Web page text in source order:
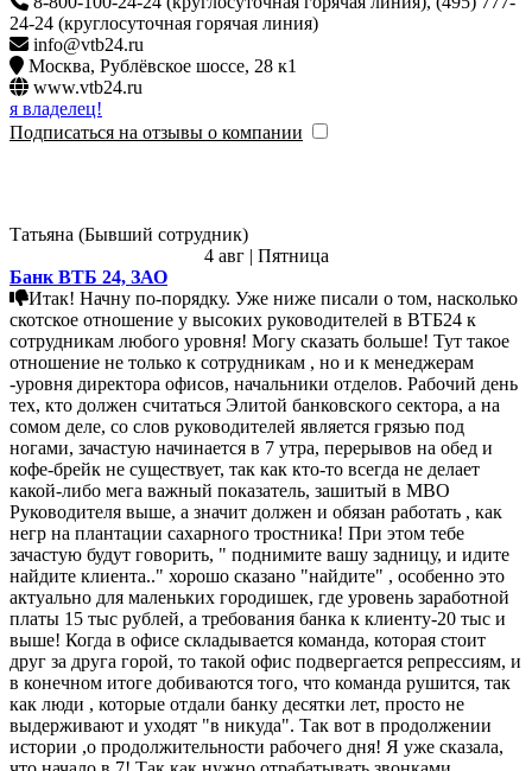
24-24 (круглосуточная горячая линия)
info@vtb24.ru
Москва, Рублёвское шоссе, 28 к1
www.vtb24.ru
я владелец!
Подписаться на отзывы о компании
Татьяна (Бывший сотрудник)
4 авг | Пятница
Банк ВТБ 24, ЗАО
Итак! Начну по-порядку. Уже ниже писали о том, насколько
скотское отношение у высоких руководителей в ВТБ24 к
сотрудникам любого уровня! Могу сказать больше! Тут такое
отношение не только к сотрудникам , но и к менеджерам
-уровня директора офисов, начальники отделов. Рабочий день
тех, кто должен считаться Элитой банковского сектора, а на
сомом деле, со слов руководителей является грязью под
ногами, зачастую начинается в 7 утра, перерывов на обед и
кофе-брейк не существует, так как кто-то всегда не делает
какой-либо мега важный показатель, зашитый в МВО
Руководителя выше, а значит должен и обязан работать , как
негр на плантации сахарного тростника! При этом тебе
зачастую будут говорить, " поднимите вашу задницу, и идите
найдите клиента.." хорошо сказано "найдите" , особенно это
актуально для маленьких городишек, где уровень заработной
платы 15 тыс рублей, а требования банка к клиенту-20 тыс и
выше! Когда в офисе складывается команда, которая стоит
друг за друга горой, то такой офис подвергается репрессиям, и
в конечном итоге добиваются того, что команда рушится, так
как люди , которые отдали банку десятки лет, просто не
выдерживают и уходят "в никуда". Так вот в продолжении
истории ,о продолжительности рабочего дня! Я уже сказала,